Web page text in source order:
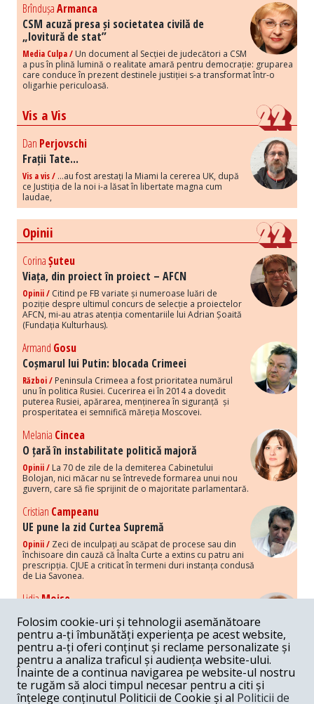
BrîndușaArmanca
CSM acuză presa și societatea civilă de
„lovitură de stat”
Media Culpa / Un document al Secției de judecători a CSM
a pus în plină lumină o realitate amară pentru democrație: gruparea
care conduce în prezent destinele justiției s-a transformat într-o
oligarhie periculoasă.
Vis a Vis
Dan Perjovschi
Frații Tate...
Vis a vis / ...au fost arestați la Miami la cererea UK, după
ce Justiția de la noi i-a lăsat în libertate magna cum
laudae,
Opinii
CorinaȘuteu
Viața, din proiect în proiect – AFCN
Opinii / Citind pe FB variate și numeroase luări de
poziție despre ultimul concurs de selecție a proiectelor
AFCN, mi-au atras atenția comentariile lui Adrian Șoaită
(Fundația Kulturhaus).
Armand Gosu
Coșmarul lui Putin: blocada Crimeei
Război / Peninsula Crimeea a fost prioritatea numărul
unu în politica Rusiei. Cucerirea ei în 2014 a dovedit
puterea Rusiei, apărarea, menținerea în siguranță și
prosperitatea ei semnifică măreția Moscovei.
Melania Cincea
O țară în instabilitate politică majoră
Opinii / La 70 de zile de la demiterea Cabinetului
Bolojan, nici măcar nu se întrevede formarea unui nou
guvern, care să fie sprijinit de o majoritate parlamentară.
Cristian Campeanu
UE pune la zid Curtea Supremă
Opinii / Zeci de inculpați au scăpat de procese sau din
închisoare din cauză că Înalta Curte a extins cu patru ani
prescripția. CJUE a criticat în termeni duri instanța condusă
de Lia Savonea.
LidiaMoise
Costurile economice ale haosului politic
Opinii / Economia nu poate rezista cu retorica falsă a
susținerii intereselor poporului, care, de fapt, ascunde
obsesia menținerii privilegiilor și a averilor unor caste.
Melania Cincea
Noi puseuri de xenofobie din partea românilor
Folosim cookie-uri și tehnologii asemănătoare
pentru a-ți îmbunătăți experiența pe acest website,
pentru a-ți oferi conținut și reclame personalizate și
pentru a analiza traficul și audiența website-ului.
Înainte de a continua navigarea pe website-ul nostru
te rugăm să aloci timpul necesar pentru a citi și
înțelege conținutul Politicii de Cookie și al Politicii de